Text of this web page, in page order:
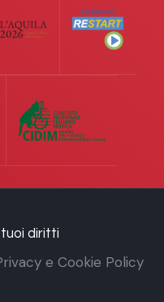
I tuoi diritti
e Cookie Policy